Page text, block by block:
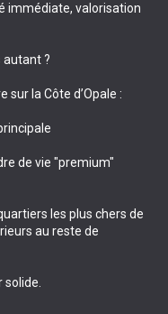
immédiate, valorisation
autant ?
sur la Côte d’Opale :
de vie "premium"
les plus chers de
au reste de
solide.